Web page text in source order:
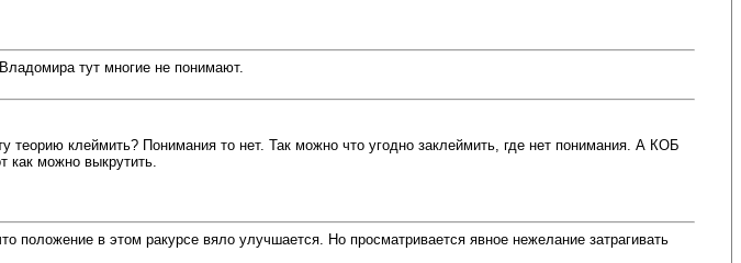
тут многие не понимают.
клеймить? Понимания то нет. Так можно что угодно заклеймить, где нет понимания. А КОБ
как можно выкрутить.
положение в этом ракурсе вяло улучшается. Но просматривается явное нежелание затрагивать